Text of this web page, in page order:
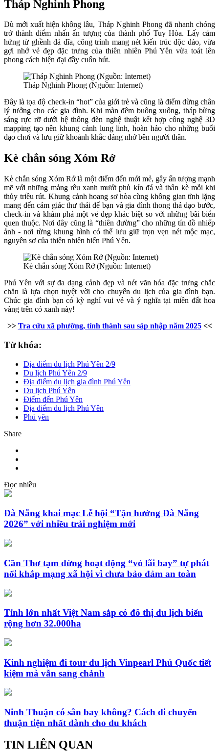
Tháp Nghinh Phong
Dù mới xuất hiện không lâu, Tháp Nghinh Phong đã nhanh chóng
trở thành điểm nhấn ấn tượng của thành phố Tuy Hòa. Lấy cảm
hứng từ ghềnh đá đĩa, công trình mang nét kiến trúc độc đáo, vừa
gợi nhớ vẻ đẹp đặc trưng của thiên nhiên Phú Yên vừa toát lên
phong cách hiện đại đầy cuốn hút.
Tháp Nghinh Phong (Nguồn: Internet)
Đây là tọa độ check-in “hot” của giới trẻ và cũng là điểm dừng chân
lý tưởng cho các gia đình. Khi màn đêm buông xuống, tháp bừng
sáng rực rỡ dưới hệ thống đèn nghệ thuật kết hợp công nghệ 3D
mapping tạo nên khung cảnh lung linh, hoàn hảo cho những buổi
dạo chơi và lưu giữ khoảnh khắc đáng nhớ bên người thân.
Kè chắn sóng Xóm Rớ
Kè chắn sóng Xóm Rớ là một điểm đến mới mẻ, gây ấn tượng mạnh
mẽ với những mảng rêu xanh mướt phủ kín đá và thân kè mỗi khi
thủy triều rút. Khung cảnh hoang sơ hòa cùng không gian tĩnh lặng
mang đến cảm giác thư thái để bạn và gia đình thong thả dạo bước,
check-in và khám phá một vẻ đẹp khác biệt so với những bãi biển
quen thuộc. Nơi đây cũng là “thiên đường” cho những tín đồ nhiếp
ảnh - nơi từng khung hình có thể lưu giữ trọn vẹn nét mộc mạc,
nguyên sơ của thiên nhiên biển Phú Yên.
Kè chắn sóng Xóm Rớ (Nguồn: Internet)
Phú Yên với sự đa dạng cảnh đẹp và nét văn hóa đặc trưng chắc
chắn là lựa chọn tuyệt vời cho chuyến du lịch của gia đình bạn.
Chúc gia đình bạn có kỳ nghỉ vui vẻ và ý nghĩa tại miền đất hoa
vàng trên cỏ xanh này!
>> Tra cứu xã phường, tỉnh thành sau sáp nhập năm 2025<<
Từ khóa:
Địa điểm du lịch Phú Yên 2/9
Du lịch Phú Yên 2/9
Địa điểm du lịch gia đình Phú Yên
Du lịch Phú Yên
Điểm đến Phú Yên
Địa điểm du lịch Phú Yên
Phú yên
Share
Đọc nhiều
Đà Nẵng khai mạc Lễ hội “Tận hưởng Đà Nẵng
2026” với nhiều trải nghiệm mới
Cần Thơ tạm dừng hoạt động “vỏ lãi bay” tự phát
nổi khắp mạng xã hội vì chưa bảo đảm an toàn
Tỉnh lớn nhất Việt Nam sắp có đô thị du lịch biển
rộng hơn 32.000ha
Kinh nghiệm đi tour du lịch Vinpearl Phú Quốc tiết
kiệm mà vẫn sang chảnh
Ninh Thuận có sân bay không? Cách di chuyển
thuận tiện nhất dành cho du khách
TIN LIÊN QUAN